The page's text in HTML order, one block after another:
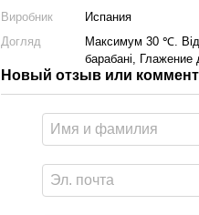
Виробник
Испания
Догляд
Максимум 30 ℃.
барабані, Глажение
Новый отзыв или